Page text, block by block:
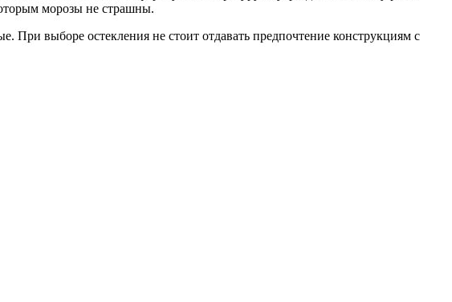
морозы не страшны.
выборе остекления не стоит отдавать предпочтение конструкциям с